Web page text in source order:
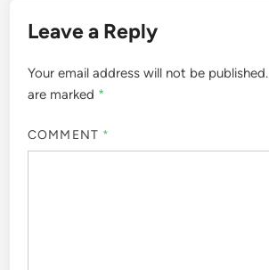
Leave a Reply
Your email address will not be published.
are marked *
COMMENT *